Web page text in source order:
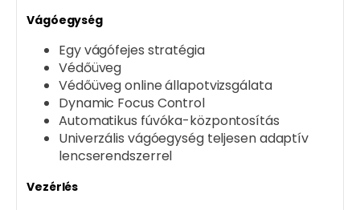
Vágóegység
Egy vágófejes stratégia
Védőüveg
Védőüveg online állapotvizsgálata
Dynamic Focus Control
Automatikus fúvóka-központosítás
Univerzális vágóegység teljesen adaptív
lencserendszerrel
Vezérlés